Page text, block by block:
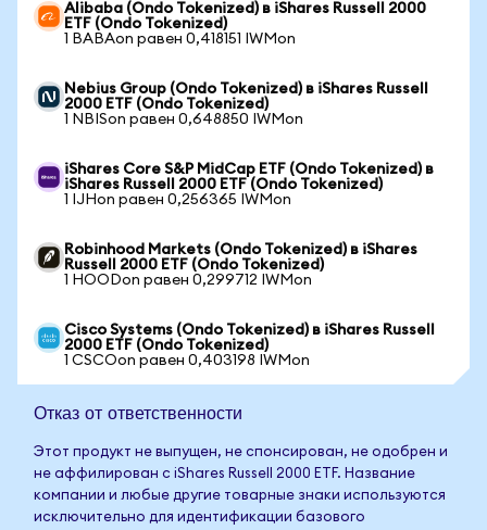
Alibaba (Ondo Tokenized) в iShares Russell 2000
ETF (Ondo Tokenized)
1 BABAon равен 0,418151 IWMon
Nebius Group (Ondo Tokenized) в iShares Russell
2000 ETF (Ondo Tokenized)
1 NBISon равен 0,648850 IWMon
iShares Core S&P MidCap ETF (Ondo Tokenized) в
iShares Russell 2000 ETF (Ondo Tokenized)
1 IJHon равен 0,256365 IWMon
Robinhood Markets (Ondo Tokenized) в iShares
Russell 2000 ETF (Ondo Tokenized)
1 HOODon равен 0,299712 IWMon
Cisco Systems (Ondo Tokenized) в iShares Russell
2000 ETF (Ondo Tokenized)
1 CSCOon равен 0,403198 IWMon
Отказ от ответственности
Этот продукт не выпущен, не спонсирован, не одобрен и
не аффилирован с iShares Russell 2000 ETF. Название
компании и любые другие товарные знаки используются
исключительно для идентификации базового